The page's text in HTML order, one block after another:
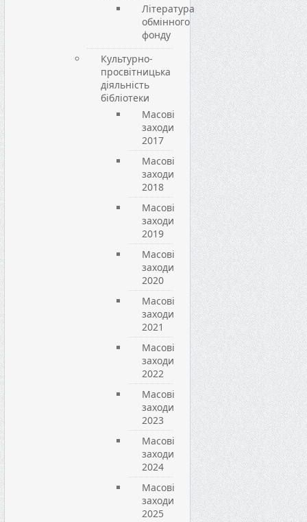
Література
обмінного
фонду
Культурно-
просвітницька
діяльність
бібліотеки
Масові
заходи
2017
Масові
заходи
2018
Масові
заходи
2019
Масові
заходи
2020
Масові
заходи
2021
Масові
заходи
2022
Масові
заходи
2023
Масові
заходи
2024
Масові
заходи
2025